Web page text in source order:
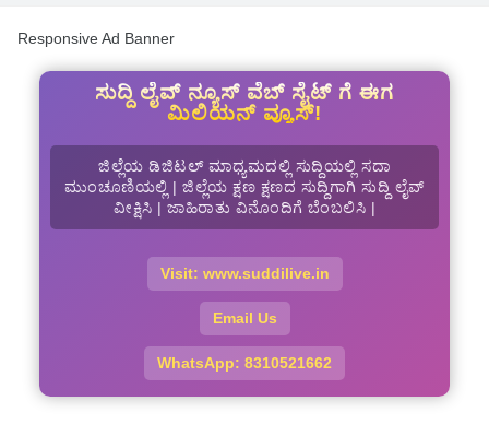
Responsive Ad Banner
ಸುದ್ದಿ ಲೈವ್ ನ್ಯೂಸ್ ವೆಬ್ ಸೈಟ್ ಗೆ ಈಗ
ಮಿಲಿಯನ್ ವ್ಯೂಸ್!
ಜಿಲ್ಲೆಯ ಡಿಜಿಟಲ್ ಮಾಧ್ಯಮದಲ್ಲಿ ಸುದ್ದಿಯಲ್ಲಿ ಸದಾ
ಮುಂಚೂಣಿಯಲ್ಲಿ | ಜಿಲ್ಲೆಯ ಕ್ಷಣ ಕ್ಷಣದ ಸುದ್ದಿಗಾಗಿ ಸುದ್ದಿ ಲೈವ್
ವೀಕ್ಷಿಸಿ | ಜಾಹಿರಾತು ವಿನೊಂದಿಗೆ ಬೆಂಬಲಿಸಿ |
Visit: www.suddilive.in
Email Us
WhatsApp: 8310521662